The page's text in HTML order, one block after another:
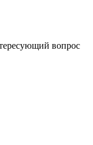
вопрос